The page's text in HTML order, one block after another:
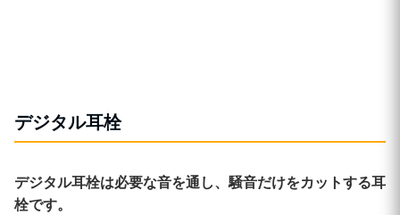
デジタル耳栓
デジタル耳栓は必要な音を通し、騒音だけをカットする耳
栓です。